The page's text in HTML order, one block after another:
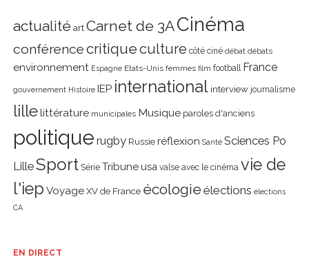
actualité art Carnet de 3ACinéma
conférencecritiqueculture côté ciné débat débats
environnement Espagne Etats-Unis femmes film football France
gouvernement Histoire IEP international interview journalisme
lillelittérature municipales Musique paroles d'anciens
politique rugby Russie réflexion Santé Sciences Po
LilleSport Série Tribune usa valse avec le cinéma vie de
l'iep Voyage XV de France écologie élections élections
CA
EN DIRECT